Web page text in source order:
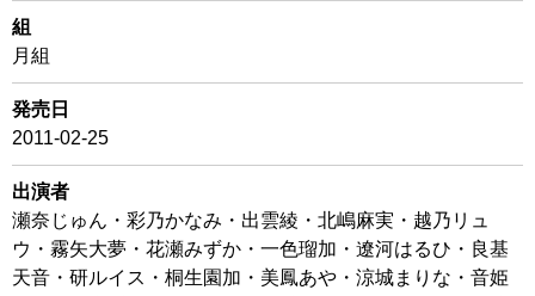
組
月組
発売日
2011-02-25
出演者
瀬奈じゅん・彩乃かなみ・出雲綾・北嶋麻実・越乃リュ
ウ・霧矢大夢・花瀬みずか・一色瑠加・遼河はるひ・良基
天音・研ルイス・桐生園加・美鳳あや・涼城まりな・音姫